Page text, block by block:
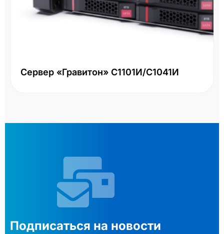
Сервер «Гравитон» С1101И/С1041И
Подписаться на новости